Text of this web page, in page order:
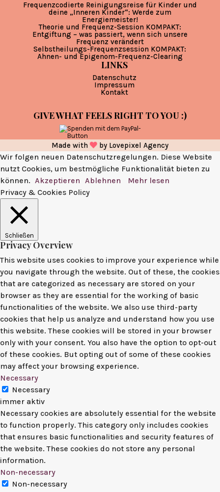
Frequenzcodierte Reinigungsreise für Kinder und
deine „Inneren Kinder“: Werde zum
Energiemeister!
Theorie und Frequenz-Session KOMPAKT:
Entgiftung – was passiert, wenn sich unsere
Frequenz verändert
Selbstheilungs-Frequenzsession KOMPAKT:
Ahnen- und Epigenom-Frequenz-Clearing
LINKS
Datenschutz
Impressum
Kontakt
GIVE WHAT FEELS RIGHT TO YOU :)
Made with by Lovepixel Agency
Wir folgen neuen Datenschutzregelungen. Diese Website
nutzt Cookies, um bestmögliche Funktionalität bieten zu
können. Akzeptieren Ablehnen
Mehr lesen
Privacy & Cookies Policy
Schließen
Privacy Overview
This website uses cookies to improve your experience while
you navigate through the website. Out of these, the cookies
that are categorized as necessary are stored on your
browser as they are essential for the working of basic
functionalities of the website. We also use third-party
cookies that help us analyze and understand how you use
this website. These cookies will be stored in your browser
only with your consent. You also have the option to opt-out
of these cookies. But opting out of some of these cookies
may affect your browsing experience.
Necessary
Necessary
immer aktiv
Necessary cookies are absolutely essential for the website
to function properly. This category only includes cookies
that ensures basic functionalities and security features of
the website. These cookies do not store any personal
information.
Non-necessary
Non-necessary